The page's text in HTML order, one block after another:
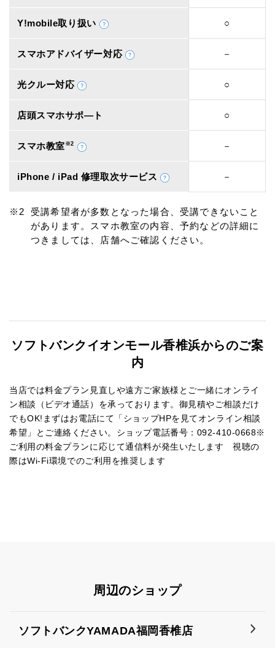
Y!mobile取り扱い ○
スマホアドバイザー対応 －
光クルー対応 ○
店頭スマホサポ―ト ○
スマホ教室 ※2 －
iPhone / iPad 修理取次サービス －
受講希望者が多数となった場合、受講できないこと
があります。スマホ教室の内容、予約などの詳細に
つきましては、店舗へご確認ください。
ソフトバンクイオンモール香椎浜からのご案
内
当店では料金プラン見直しや遠方ご家族様とご一緒にオンライ
ン相談（ビデオ通話）を承っております。御見積やご相談だけ
でもOK!まずはお電話にて「ショップHPを見てオンライン相談
希望」とご連絡ください。ショップ電話番号：092-410-0668※
ご利用の料金プランに応じて通信料が発生いたします 視聴の
際はWi-Fi環境でのご利用を推奨します
周辺のショップ
ソフトバンクYAMADA福岡香椎店